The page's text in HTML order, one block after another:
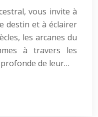
vous invite à
destin et à éclairer
les arcanes du
à travers les
de leur…